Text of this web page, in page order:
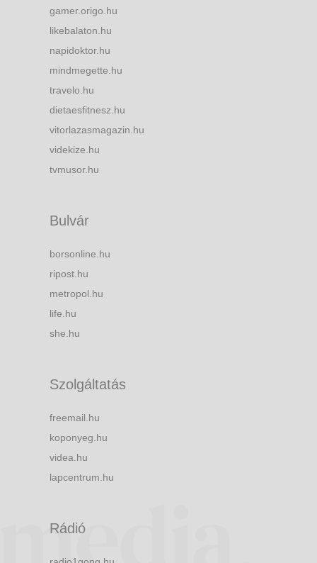
gamer.origo.hu
likebalaton.hu
napidoktor.hu
mindmegette.hu
travelo.hu
dietaesfitnesz.hu
vitorlazasmagazin.hu
videkize.hu
tvmusor.hu
Bulvár
borsonline.hu
ripost.hu
metropol.hu
life.hu
she.hu
Szolgáltatás
freemail.hu
koponyeg.hu
videa.hu
lapcentrum.hu
Rádió